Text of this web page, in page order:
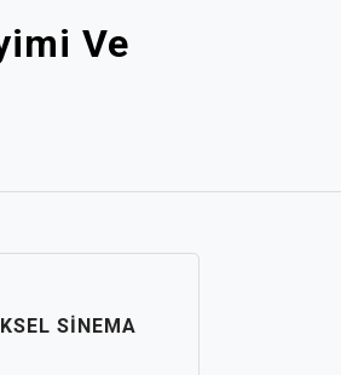
Ve
SINEMA